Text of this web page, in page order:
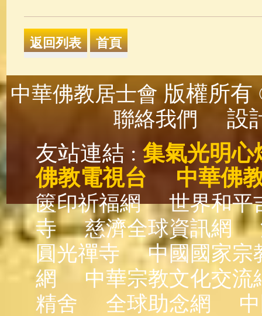
中華佛教居士會 版權所
聯絡我們
設
友站連結 : 集氣光明心
佛教電視台
中華佛
篋印祈福網
世界和平
寺
慈濟全球資訊網
圓光禪寺
中國國家宗
網
中華宗教文化交流
精舍
全球助念網